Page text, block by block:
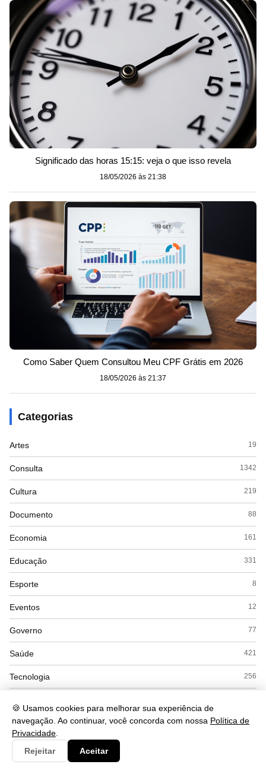
🍪 Usamos cookies para melhorar sua experiência de
navegação. Ao continuar, você concorda com nossa Política de
Privacidade
Rejeitar
Aceitar
Significado das horas 15:15: veja o que isso revela
18/05/2026 às 21:38
Como Saber Quem Consultou Meu CPF Grátis em 2026
18/05/2026 às 21:37
Categorias
Artes 19
Consulta 1342
Cultura 219
Documento 88
Economia 161
Educação 331
Esporte 8
Eventos 12
Governo 77
Saúde 421
Tecnologia 256